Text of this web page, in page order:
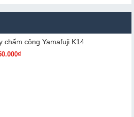
chấm cô​ng Yamafuji K14